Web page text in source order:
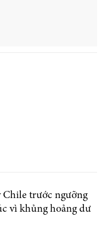
Chile trước ngưỡng
vì khủng hoảng dư